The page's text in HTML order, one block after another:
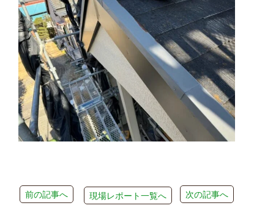
前の記事へ 次の記事へ
現場レポート一覧へ